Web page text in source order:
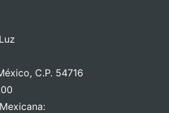
C.P. 54716